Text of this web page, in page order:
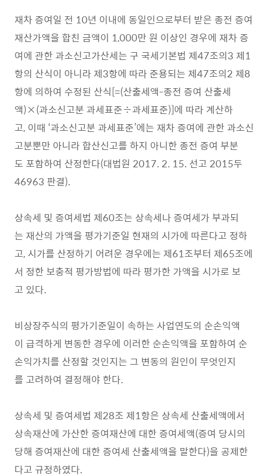
재차 증여일 전 10년 이내에 동일인으로부터 받은 종전 증여
재산가액을 합친 금액이 1,000만 원 이상인 경우에 재차 증
여에 관한 과소신고가산세는 구 국세기본법 제47조의3 제1
항의 산식이 아니라 제3항에 따라 준용되는 제47조의2 제8
항에 의하여 수정된 산식[=(산출세액-종전 증여 산출세
액)×(과소신고분 과세표준÷과세표준)]에 따라 계산하
고, 이때 ‘과소신고분 과세표준’에는 재차 증여에 관한 과소신
고분뿐만 아니라 합산신고를 하지 아니한 종전 증여 부분
도 포함하여 산정한다(대법원 2017. 2. 15. 선고 2015두
46963 판결).
상속세 및 증여세법 제60조는 상속세나 증여세가 부과되
는 재산의 가액을 평가기준일 현재의 시가에 따른다고 정하
고, 시가를 산정하기 어려운 경우에는 제61조부터 제65조에
서 정한 보충적 평가방법에 따라 평가한 가액을 시가로 보
고 있다.
비상장주식의 평가기준일이 속하는 사업연도의 순손익액
이 급격하게 변동한 경우에 이러한 순손익액을 포함하여 순
손익가치를 산정할 것인지는 그 변동의 원인이 무엇인지
를 고려하여 결정해야 한다.
상속세 및 증여세법 제28조 제1항은 상속세 산출세액에서
상속재산에 가산한 증여재산에 대한 증여세액(증여 당시의
당해 증여재산에 대한 증여세 산출세액을 말한다)을 공제한
다고 규정하였다.